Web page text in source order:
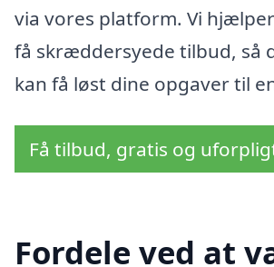
via vores platform. Vi
få skræddersyede tilbud, så
kan få løst dine opgaver til
Få tilbud, gratis og
Fordele ved at